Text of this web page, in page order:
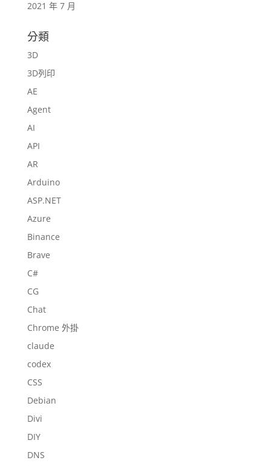
2021 年 7 月
分類
3D
3D列印
AE
Agent
AI
API
AR
Arduino
ASP.NET
Azure
Binance
Brave
C#
CG
Chat
Chrome 外掛
claude
codex
CSS
Debian
Divi
DIY
DNS